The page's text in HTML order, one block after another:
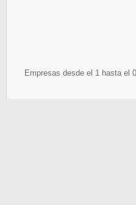
Empresas desde el 1 hasta el